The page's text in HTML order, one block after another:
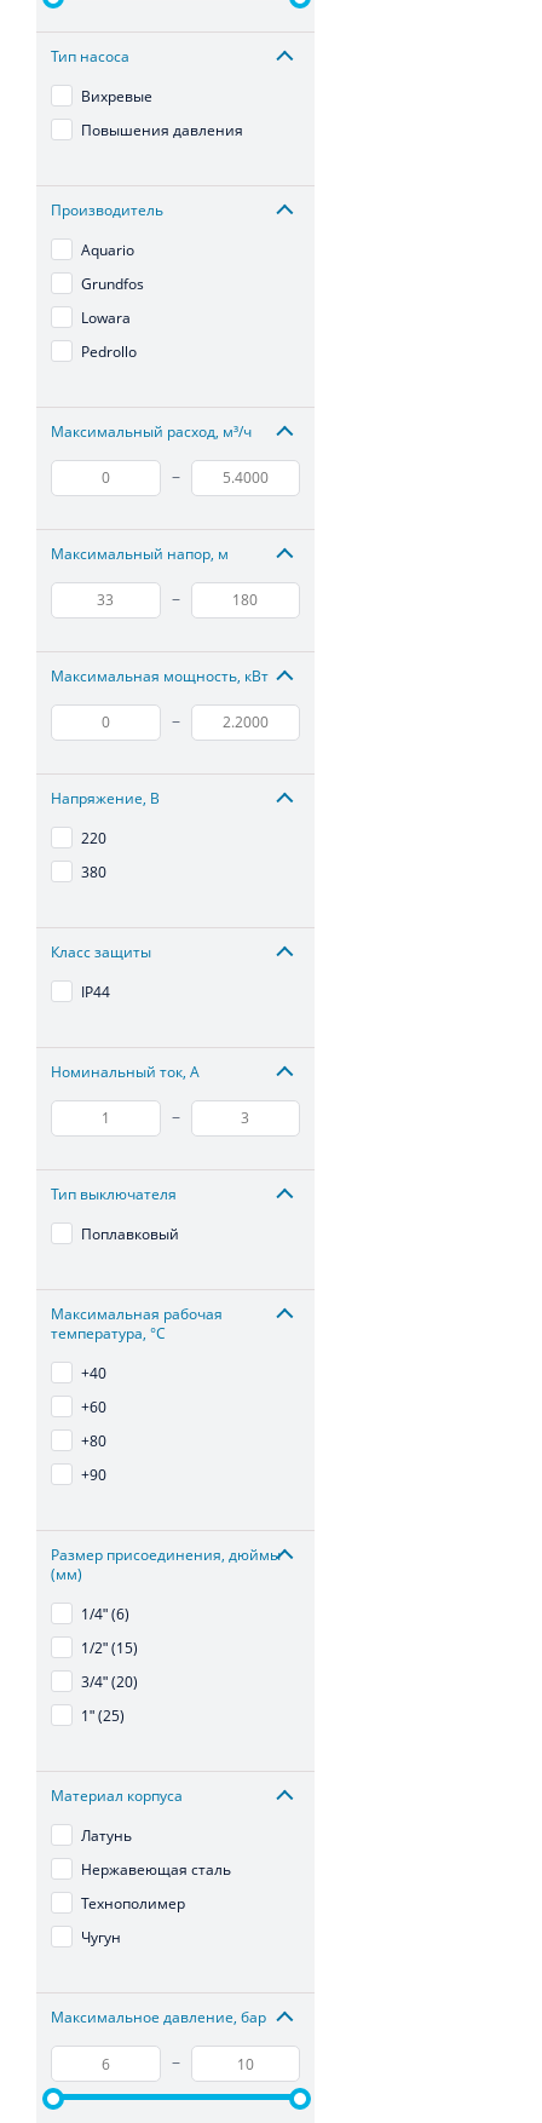
Тип насоса
Вихревые
Повышения давления
Производитель
Aquario
Grundfos
Lowara
Pedrollo
Максимальный расход, м³/ч
–
Максимальный напор, м
–
Максимальная мощность, кВт
–
Напряжение, В
220
380
Класс защиты
IP44
Номинальный ток, А
–
Тип выключателя
Поплавковый
Максимальная рабочая
температура, °С
+40
+60
+80
+90
Размер присоединения, дюймы
(мм)
1/4ʺ (6)
1/2ʺ (15)
3/4ʺ (20)
1ʺ (25)
Материал корпуса
Латунь
Нержавеющая сталь
Технополимер
Чугун
Максимальное давление, бар
–